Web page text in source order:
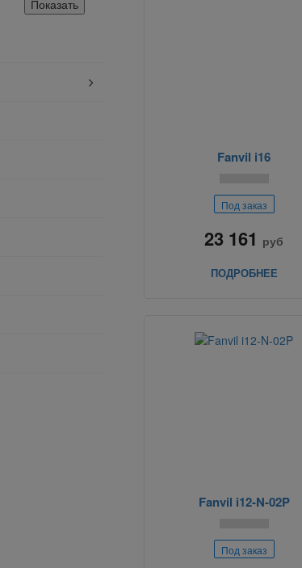
Fanvil i16
Под заказ
23 161 руб
ПОДРОБНЕЕ
Fanvil i12-N-02P
Под заказ